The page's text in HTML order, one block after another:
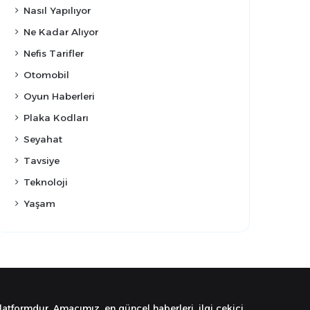
Nasıl Yapılıyor
Ne Kadar Alıyor
Nefis Tarifler
Otomobil
Oyun Haberleri
Plaka Kodları
Seyahat
Tavsiye
Teknoloji
Yaşam